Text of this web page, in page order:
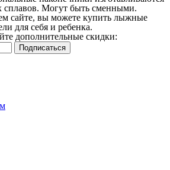
сплавов. Могут быть сменными.
сайте, вы можете купить лыжные
для себя и ребенка.
дополнительные скидки:
Подписаться